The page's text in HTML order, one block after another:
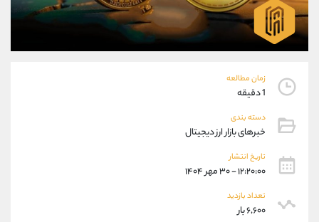
زمان مطالعه
1 دقیقه
دسته بندی
خبرهای بازار ارز دیجیتال
تاریخ انتشار
۱۲:۲۰:۰۰ - ۳۰ مهر ۱۴۰۴
تعداد بازدید
۶,۶۰۰ بار
09101364784
واتساپ شروع گفتگو
تلگرام @Armteam_admin_104
پشتیبان فروش
موبایل
واتساپ
تلگرام
داخلی
اطلاعات تماس